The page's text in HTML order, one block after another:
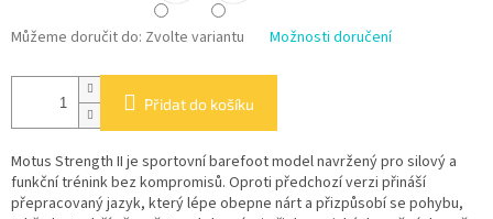
Můžeme doručit do: Zvolte variantu Možnosti doručení
Přidat do košíku
Motus Strength II je sportovní barefoot model navržený pro silový a
funkční trénink bez kompromisů. Oproti předchozí verzi přináší
přepracovaný jazyk, který lépe obepne nárt a přizpůsobí se pohybu,